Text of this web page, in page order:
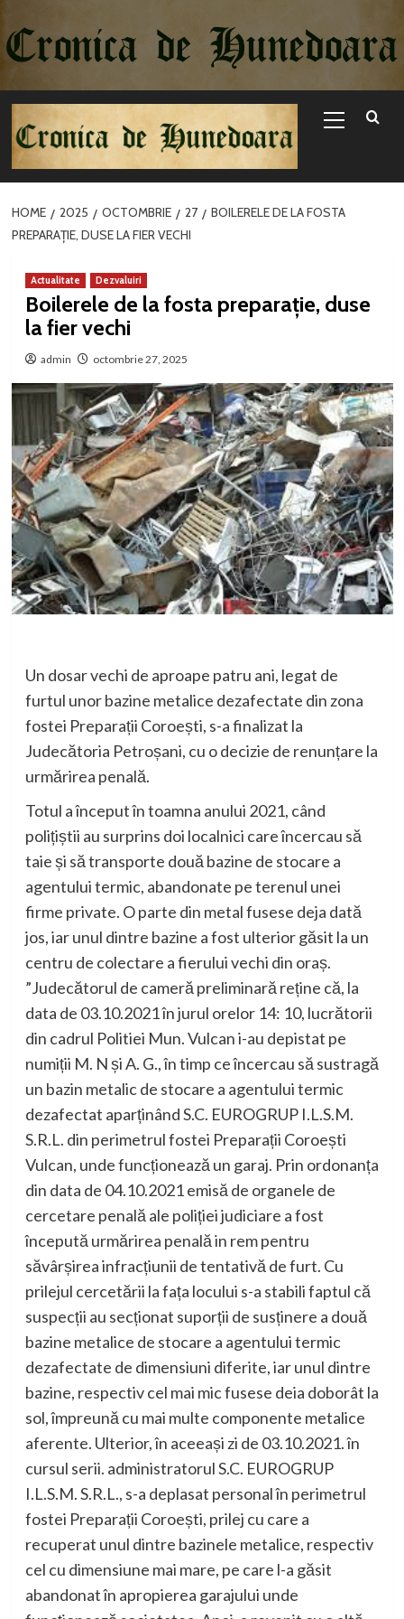
la
conținut
Menu
HOME 2025 OCTOMBRIE 27
BOILERELE DE LA FOSTA
PREPARAȚIE, DUSE LA FIER VECHI
Actualitate Dezvaluiri
Boilerele de la fosta preparație, duse
la fier vechi
admin octombrie 27, 2025
Un dosar vechi de aproape patru ani, legat de
furtul unor bazine metalice dezafectate din zona
fostei Preparații Coroești, s-a finalizat la
Judecătoria Petroșani, cu o decizie de renunțare la
urmărirea penală.
Totul a început în toamna anului 2021, când
polițiștii au surprins doi localnici care încercau să
taie și să transporte două bazine de stocare a
agentului termic, abandonate pe terenul unei
firme private. O parte din metal fusese deja dată
jos, iar unul dintre bazine a fost ulterior găsit la un
centru de colectare a fierului vechi din oraș.
”Judecătorul de cameră preliminară reține că, la
data de 03.10.2021 în jurul orelor 14: 10, lucrătorii
din cadrul Politiei Mun. Vulcan i-au depistat pe
numiții M. N și A. G., în timp ce încercau să sustragă
un bazin metalic de stocare a agentului termic
dezafectat aparținând S.C. EUROGRUP I.L.S.M.
S.R.L. din perimetrul fostei Preparații Coroești
Vulcan, unde funcționează un garaj. Prin ordonanța
din data de 04.10.2021 emisă de organele de
cercetare penală ale poliției judiciare a fost
începută urmărirea penală in rem pentru
săvârșirea infracțiunii de tentativă de furt. Cu
prilejul cercetării la fața locului s-a stabili faptul că
suspecții au secționat suporții de susținere a două
bazine metalice de stocare a agentului termic
dezafectate de dimensiuni diferite, iar unul dintre
bazine, respectiv cel mai mic fusese deia doborât la
sol, împreună cu mai multe componente metalice
aferente. Ulterior, în aceeași zi de 03.10.2021. în
cursul serii. administratorul S.C. EUROGRUP
I.L.S.M. S.R.L., s-a deplasat personal în perimetrul
fostei Preparații Coroești, prilej cu care a
recuperat unul dintre bazinele metalice, respectiv
cel cu dimensiune mai mare, pe care l-a găsit
abandonat în apropierea garajului unde